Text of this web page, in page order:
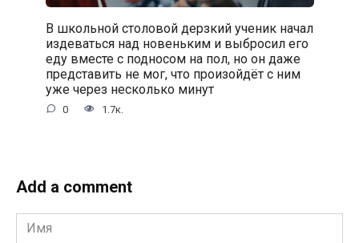
В школьной столовой дерзкий ученик начал
издеваться над новеньким и выбросил его
еду вместе с подносом на пол, но он даже
представить не мог, что произойдёт с ним
уже через несколько минут
0 1.7к.
Add a comment
Имя